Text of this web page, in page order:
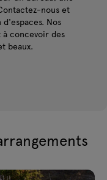
nous et
Nos
concevoir des
beaux.